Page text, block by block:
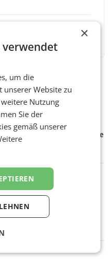
Zirkularität: ARA und
am POS über
August hinweg rücken die
Austria AG (ARA) und der
Müller die Initiative
zwei Filialen in
– Im Rahmen einer
Die beiden Standorte liegen
×
verwendet
um die
Website zu
Nutzung
Sie der
gemäß unserer